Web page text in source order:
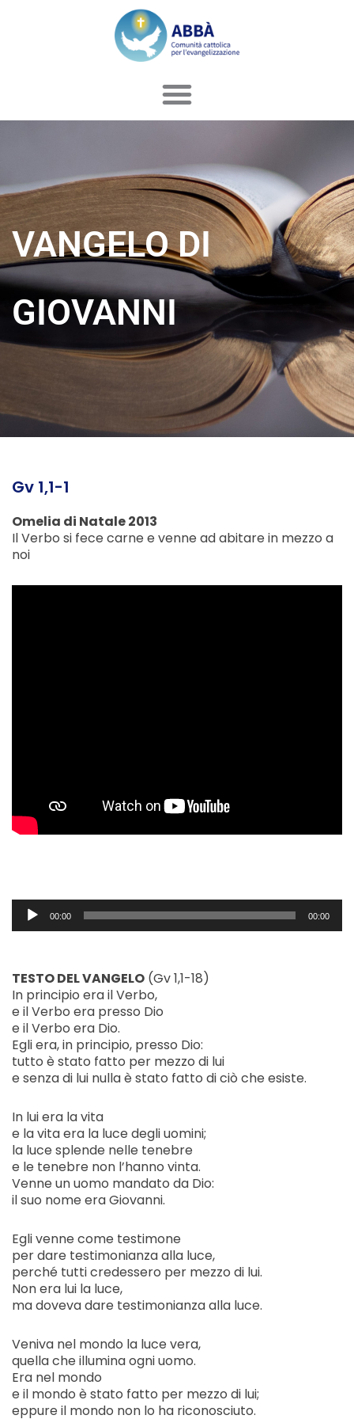
VANGELO DI
GIOVANNI
Gv 1,1-1
Omelia di Natale 2013
Il Verbo si fece carne e venne ad abitare in mezzo a
noi
Audio
Player00:00 00:00
TESTO DEL VANGELO (Gv 1,1-18)
In principio era il Verbo,
e il Verbo era presso Dio
e il Verbo era Dio.
Egli era, in principio, presso Dio:
tutto è stato fatto per mezzo di lui
e senza di lui nulla è stato fatto di ciò che esiste.
In lui era la vita
e la vita era la luce degli uomini;
la luce splende nelle tenebre
e le tenebre non l’hanno vinta.
Venne un uomo mandato da Dio:
il suo nome era Giovanni.
Egli venne come testimone
per dare testimonianza alla luce,
perché tutti credessero per mezzo di lui.
Non era lui la luce,
ma doveva dare testimonianza alla luce.
Veniva nel mondo la luce vera,
quella che illumina ogni uomo.
Era nel mondo
e il mondo è stato fatto per mezzo di lui;
eppure il mondo non lo ha riconosciuto.